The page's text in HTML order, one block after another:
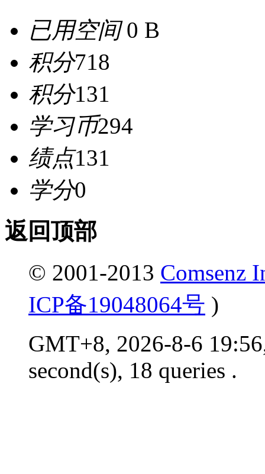
已用空间0 B
积分718
积分131
学习币294
绩点131
学分0
返回顶部
© 2001-2013 Comsenz
ICP备19048064号 )
GMT+8, 2026-8-6
second(s), 18 queries .